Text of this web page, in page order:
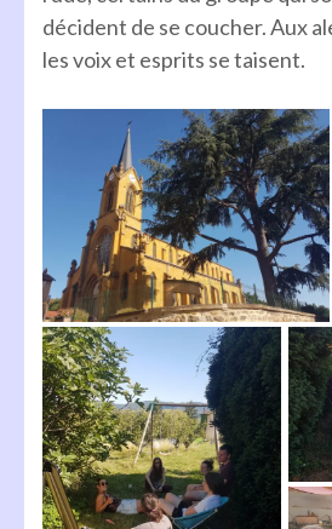
décident de se coucher. Aux
les voix et esprits se taisent.